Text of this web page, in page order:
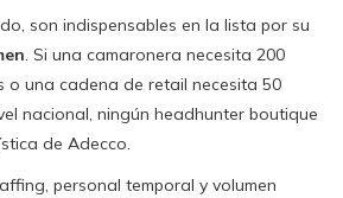
son indispensables en la lista por su
. Si una camaronera necesita 200
o una cadena de retail necesita 50
nacional, ningún headhunter boutique
de Adecco.
personal temporal y volumen